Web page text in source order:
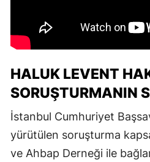
HALUK LEVENT
SORUŞTURMANIN
İstanbul Cumhuriyet
yürütülen soruşturma
ve Ahbap Derneği ile